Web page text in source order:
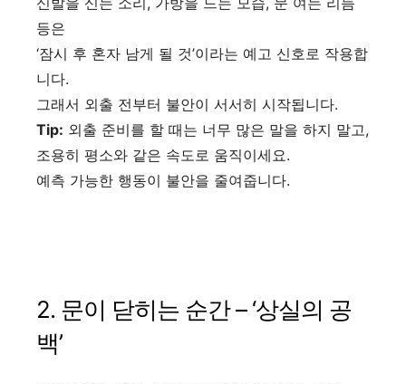
등은
‘잠시 후 혼자 남게 될 것’이라는 예고 신호로 작용합
니다.
그래서 외출 전부터 불안이 서서히 시작됩니다.
Tip: 외출 준비를 할 때는 너무 많은 말을 하지 말고,
조용히 평소와 같은 속도로 움직이세요.
예측 가능한 행동이 불안을 줄여줍니다.
2. 문이 닫히는 순간 – ‘상실의 공
백’